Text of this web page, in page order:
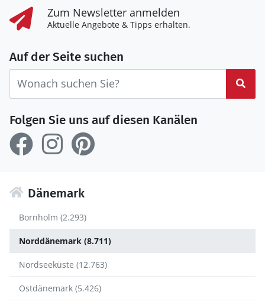
Zum Newsletter anmelden
Aktuelle Angebote & Tipps erhalten.
Auf der Seite suchen
Folgen Sie uns auf diesen Kanälen
Dänemark
Bornholm (2.293)
Norddänemark (8.711)
Nordseeküste (12.763)
Ostdänemark (5.426)